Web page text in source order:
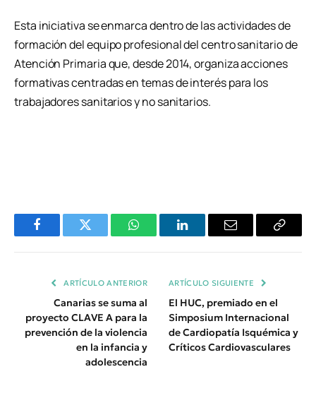
Esta iniciativa se enmarca dentro de las actividades de
formación del equipo profesional del centro sanitario de
Atención Primaria que, desde 2014, organiza acciones
formativas centradas en temas de interés para los
trabajadores sanitarios y no sanitarios.
FacebookTwitter WhatsAppLinkedInEmail
Copiar
ARTÍCULO ANTERIOR
Canarias se suma al
proyecto CLAVE A para la
prevención de la violencia
en la infancia y
adolescencia
ARTÍCULO SIGUIENTE
El HUC, premiado en el
Simposium Internacional
de Cardiopatía Isquémica y
Críticos Cardiovasculares